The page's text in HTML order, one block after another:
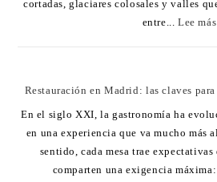
cortadas, glaciares colosales y valles
entre...Lee más
Restauración en Madrid: las claves
En el siglo XXI, la gastronomía ha
en una experiencia que va mucho más
sentido, cada mesa trae
comparten una exigencia